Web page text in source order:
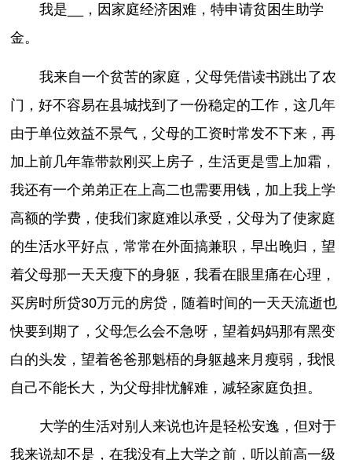
我是__，因家庭经济困难，特申请贫困生助学
金。
我来自一个贫苦的家庭，父母凭借读书跳出了农
门，好不容易在县城找到了一份稳定的工作，这几年
由于单位效益不景气，父母的工资时常发不下来，再
加上前几年靠带款刚买上房子，生活更是雪上加霜，
我还有一个弟弟正在上高二也需要用钱，加上我上学
高额的学费，使我们家庭难以承受，父母为了使家庭
的生活水平好点，常常在外面搞兼职，早出晚归，望
着父母那一天天瘦下的身躯，我看在眼里痛在心理，
买房时所贷30万元的房贷，随着时间的一天天流逝也
快要到期了，父母怎么会不急呀，望着妈妈那有黑变
白的头发，望着爸爸那魁梧的身躯越来月瘦弱，我恨
自己不能长大，为父母排忧解难，减轻家庭负担。
大学的生活对别人来说也许是轻松安逸，但对于
我来说却不是，在我没有上大学之前，听以前高一级